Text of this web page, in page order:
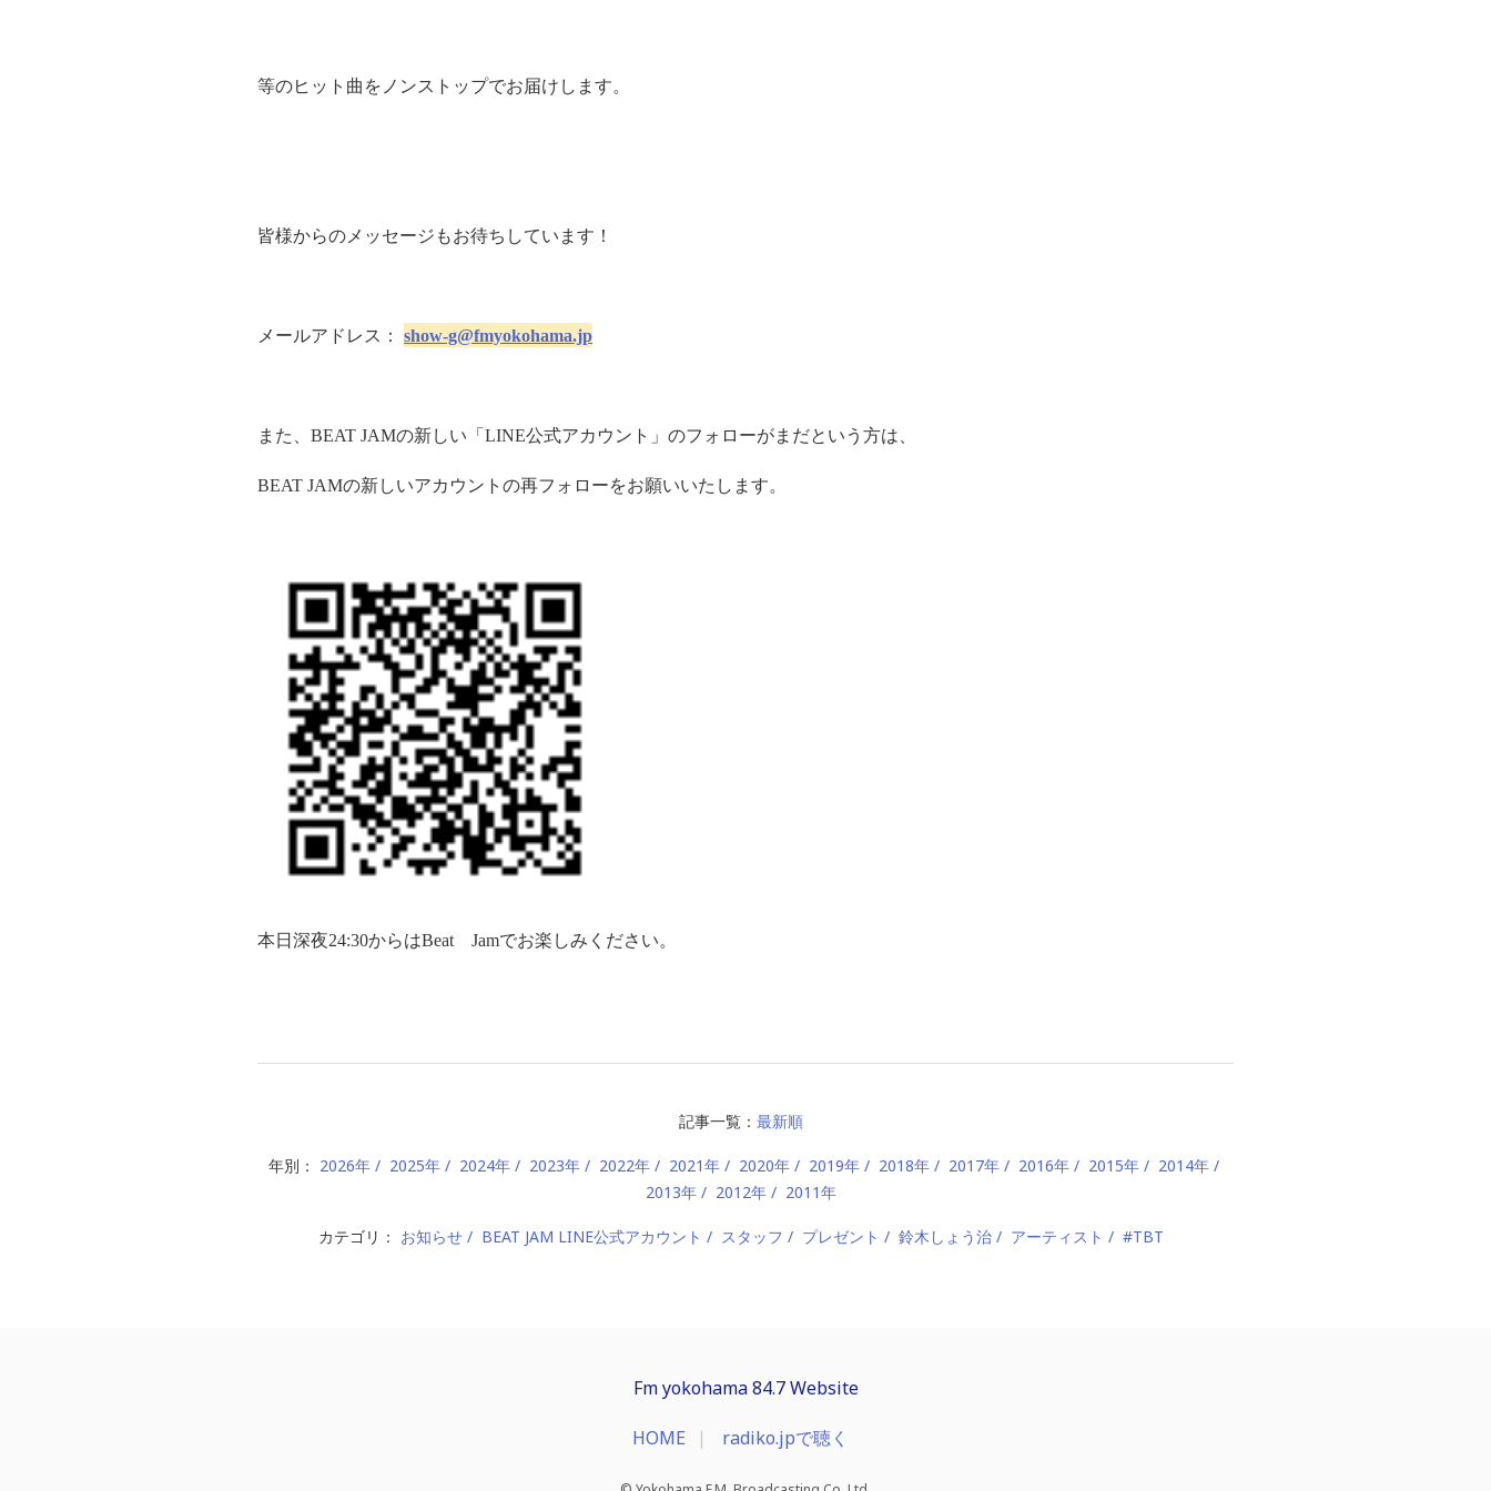
等のヒット曲をノンストップでお届けします。
皆様からのメッセージもお待ちしています！
メールアドレス： show-g@fmyokohama.jp
また、 BEAT JAMの新しい「 LINE公式アカウント」のフォローがまだという方は、
BEAT JAMの新しいアカウントの再フォローをお願いいたします。
本日深夜24:30からはBeat Jamでお楽しみください。
記事一覧： 最新順
年別： 2026年 2025年 2024年 2023年 2022年 2021年 2020年 2019年 2018年 2017年 2016年 2015年
2014年
2013年
2012年 2011年
カテゴリ： お知らせ BEAT JAM LINE公式アカウント スタッフ プレゼント 鈴木しょう治 アーティスト #TBT
Fm yokohama 84.7 Website
HOME radiko.jpで聴く